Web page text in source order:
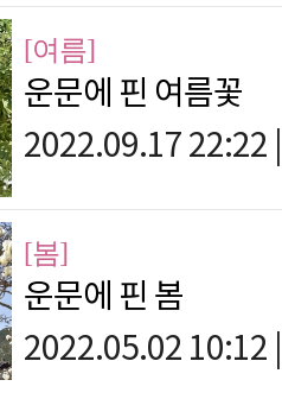
[여름]
운문에 핀 여름꽃
2022.09.17 22:22
[봄]
운문에 핀 봄
2022.05.02 10:12